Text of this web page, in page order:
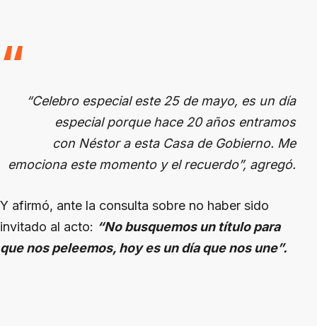
“Celebro especial este 25 de mayo, es un día
especial porque hace 20 años entramos
con Néstor a esta Casa de Gobierno. Me
emociona este momento y el recuerdo”, agregó.
Y afirmó, ante la consulta sobre no haber sido
invitado al acto: “No busquemos un título para
que nos peleemos, hoy es un día que nos une”.